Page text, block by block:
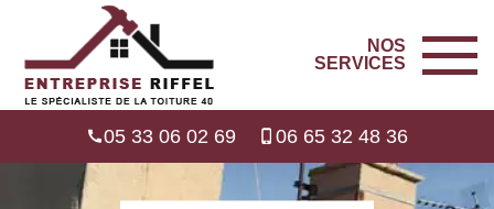
NOS
SERVICES
05 33 06 02 69 06 65 32 48 36